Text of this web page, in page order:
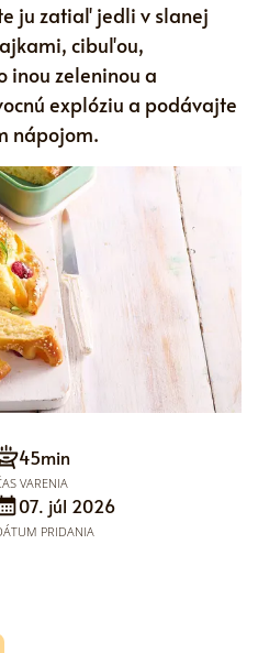
45min
VARENIA
07. júl 2026
PRIDANIA
ju zatiaľ jedli v slanej
cibuľou,
inou zeleninou a
explóziu a podávajte
nápojom.